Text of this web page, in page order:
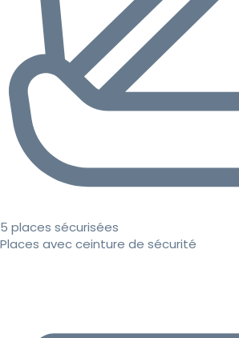
5 places sécurisées
Places avec ceinture de sécurité